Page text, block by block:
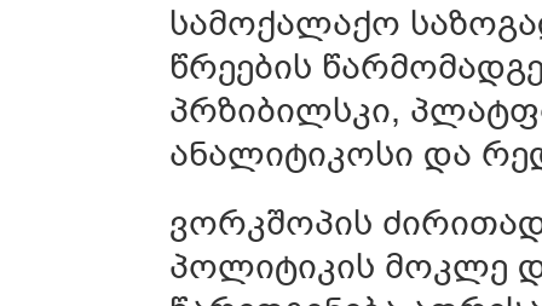
სამოქალაქო
წრეების
პრზიბილსკი,
ანალიტიკოსი და
ვორკშოპის
პოლიტიკის მოკლე